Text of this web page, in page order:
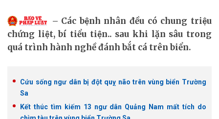
Các bệnh nhân đều có chung triệu
chứng liệt, bí tiểu tiện.. sau khi lặn sâu trong
quá trình hành nghề đánh bắt cá trên biển.
Cứu sống ngư dân bị đột quỵ não trên vùng biển Trường
Sa
Kết thúc tìm kiếm 13 ngư dân Quảng Nam mất tích do